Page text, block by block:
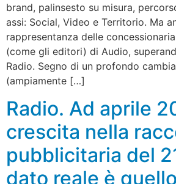
brand, palinsesto su misura,
assi: Social, Video e Territorio. Ma
rappresentanza delle
(come gli editori) di Audio,
Radio. Segno di un profondo
(ampiamente […]
Radio. Ad aprile
crescita nella
pubblicitaria del
dato reale è